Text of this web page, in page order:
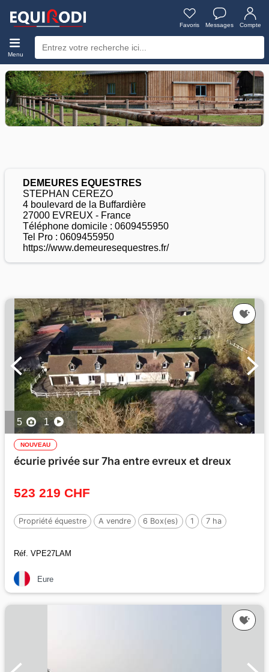
Favoris Messages Compte
Menu
DEMEURES EQUESTRES
STEPHAN CEREZO
4 boulevard de la Buffardière
27000 EVREUX - France
Téléphone domicile : 0609455950
Tel Pro : 0609455950
https://www.demeuresequestres.fr/
5 1
NOUVEAU
écurie privée sur 7ha entre evreux et dreux
523 219 CHF
Propriété équestre A vendre 6 Box(es) 1 7 ha
Réf. VPE27LAM
Eure